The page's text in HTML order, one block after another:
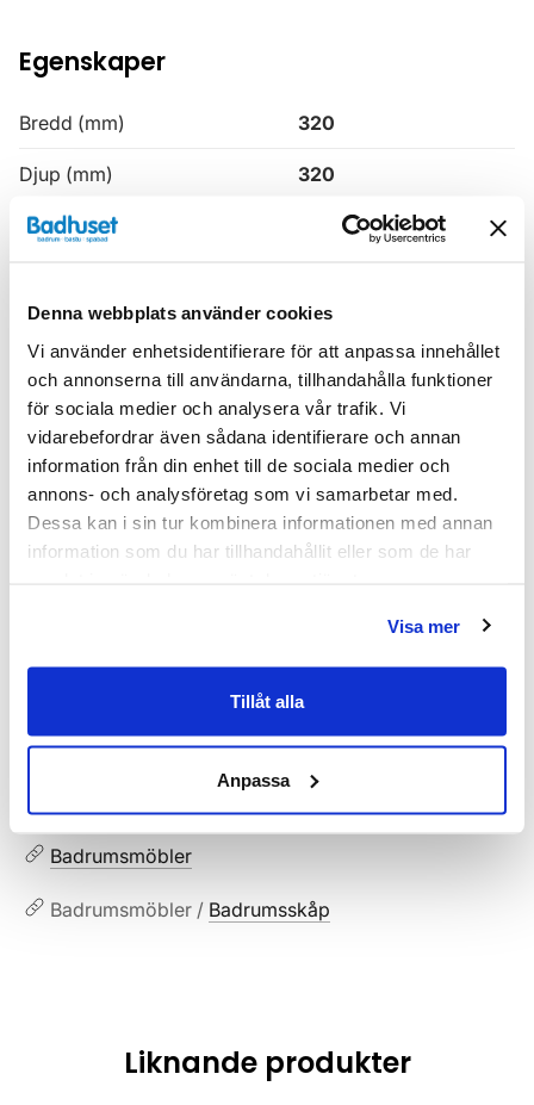
Denna webbplats använder cookies
Vi använder enhetsidentifierare för att anpassa innehållet
och annonserna till användarna, tillhandahålla funktioner
för sociala medier och analysera vår trafik. Vi
vidarebefordrar även sådana identifierare och annan
information från din enhet till de sociala medier och
annons- och analysföretag som vi samarbetar med.
Dessa kan i sin tur kombinera informationen med annan
information som du har tillhandahållit eller som de har
Visa mer
Tillåt alla
Anpassa
Egenskaper
Bredd (mm) 320
Djup (mm) 320
Färg
Produkttyp Högskåp
Serie H3
Varumärke Haven
SKU: hvv900631-13
HAVEN-Skotselrad.pdf(287.02 KB)
Relaterade kategorier
Badrumsmöbler
Badrumsmöbler / Badrumsskåp
Liknande produkter